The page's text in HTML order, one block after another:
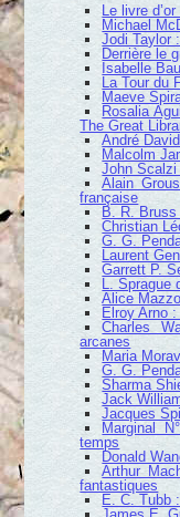
Le livre
Michael
Jodi Taylor
Derrière le
Isabelle
La Tour du
Maeve
Rosalia
The Great
André
Malcolm
John
Alain
française
B. R. Bruss
Christian
G. G.
Laurent
Garrett P.
L.
Alice
Elroy Arno
Charles
arcanes
Maria
G. G.
Sharma
Jack
Jacques
Marginal
temps
Donald
Arthur
fantastiques
E. C. Tubb